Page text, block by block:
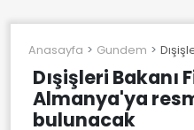
Anasayfa Gundem
Dışişleri Bakanı
Almanya'ya
bulunacak